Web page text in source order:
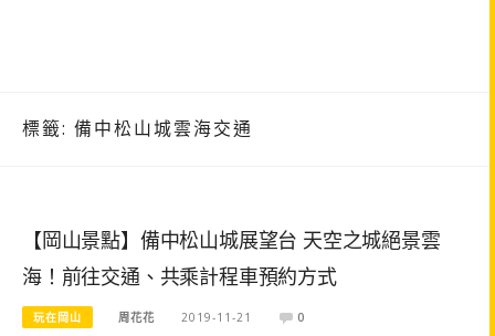
標籤: 備中松山城雲海交通
【岡山景點】備中松山城展望台 天空之城絕景雲
海！前往交通、共乘計程車預約方式
玩在岡山 周花花 2019-11-21 0